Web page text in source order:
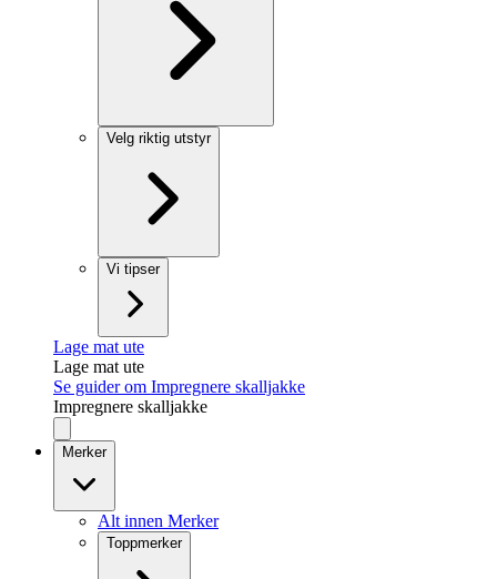
Velg riktig utstyr
Vi tipser
Lage mat ute
Lage mat ute
Se guider om Impregnere skalljakke
Impregnere skalljakke
Merker
Alt innen Merker
Toppmerker